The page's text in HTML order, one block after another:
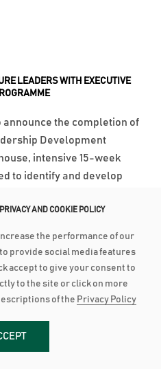
DIGITAL PAYMENTS PROMOTION
HAMBANTOTA
LEADERS WITH EXECUTIVE
announce the completion of
Development
intensive 15-week
to identify and develop
with the
AND COOKIE POLICY
the performance of our
provide social media features
accept to give your consent to
to the site or click on more
of the Privacy Policy